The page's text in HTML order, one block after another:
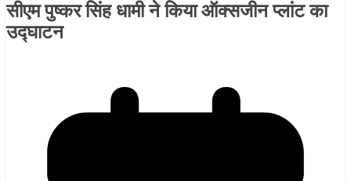
सीएम पुष्कर सिंह धामी ने किया ऑक्सजीन प्लांट का
उद्घाटन